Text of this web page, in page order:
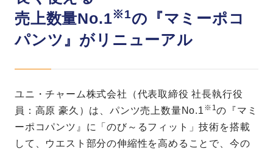
売上数量No.1※1の『マミーポコ
パンツ』がリニューアル
ユニ・チャーム株式会社（代表取締役 社長執行役
員：高原 豪久）は、パンツ売上数量No.1 ※1の『マミ
ーポコパンツ』に「のび～るフィット」技術を搭載
して、ウエスト部分の伸縮性を高めることで、今の